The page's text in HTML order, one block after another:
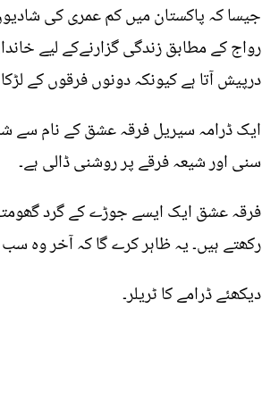
جیسا کہ پاکستان میں کم عمری کی
رواج کے مطابق زندگی گزارنےکے لیے
درپیش آتا ہے کیونکہ دونوں فرقوں کے
ایک ڈرامہ سیریل فرقہ عشق کے نام سے
سنی اور شیعہ فرقے پر روشنی ڈالی ہے۔
فرقہ عشق ایک ایسے جوڑے کے گرد
رکھتے ہیں۔ یہ ظاہر کرے گا کہ آخر وہ
دیکھئے ڈرامے کا ٹریلر۔